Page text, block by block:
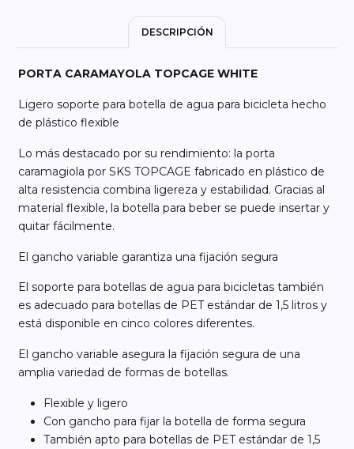
DESCRIPCIÓN
PORTA CARAMAYOLA TOPCAGE WHITE
Ligero soporte para botella de agua para bicicleta hecho
de plástico flexible
Lo más destacado por su rendimiento: la porta
caramagiola por SKS TOPCAGE fabricado en plástico de
alta resistencia combina ligereza y estabilidad. Gracias al
material flexible, la botella para beber se puede insertar y
quitar fácilmente.
El gancho variable garantiza una fijación segura
El soporte para botellas de agua para bicicletas también
es adecuado para botellas de PET estándar de 1,5 litros y
está disponible en cinco colores diferentes.
El gancho variable asegura la fijación segura de una
amplia variedad de formas de botellas.
Flexible y ligero
Con gancho para fijar la botella de forma segura
También apto para botellas de PET estándar de 1,5